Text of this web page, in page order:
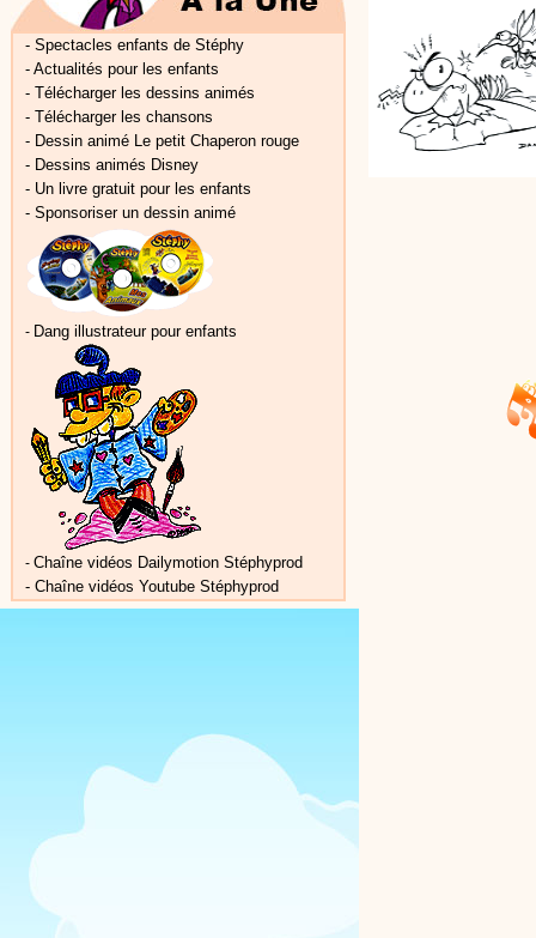
- Spectacles enfants de Stéphy
- Actualités pour les enfants
- Télécharger les dessins animés
- Télécharger les chansons
- Dessin animé Le petit Chaperon rouge
- Dessins animés Disney
- Un livre gratuit pour les enfants
- Sponsoriser un dessin animé
- Dang illustrateur pour enfants
- Chaîne vidéos Dailymotion Stéphyprod
- Chaîne vidéos Youtube Stéphyprod